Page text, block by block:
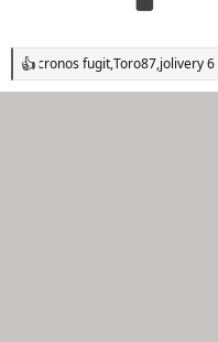
R
e
cronos fugit,Toro87,jolivery 6